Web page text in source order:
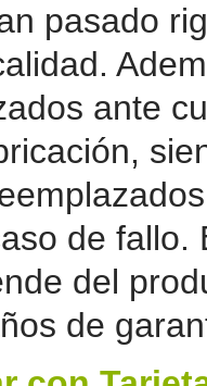
pasado
ante
de fallo.
del
de